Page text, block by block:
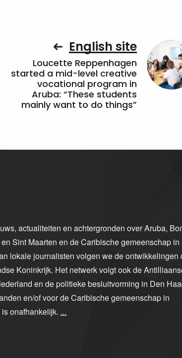
English site
Loucette Reppenhagen
started a mid-level creative
vocational program in
Aruba: “These students
mainly want to do things”
actualiteiten en achtergronden over Aruba,
Sint Maarten en de Caribische gemeenschap in
lokale journalisten volgen we de ontwikkelingen
Koninkrijk. Het netwerk volgt ook de
en de politieke besluitvorming in Den
en/of voor de Caribische gemeenschap in
onafhankelijk. ...